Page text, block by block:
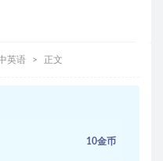
英语 正文
10金币